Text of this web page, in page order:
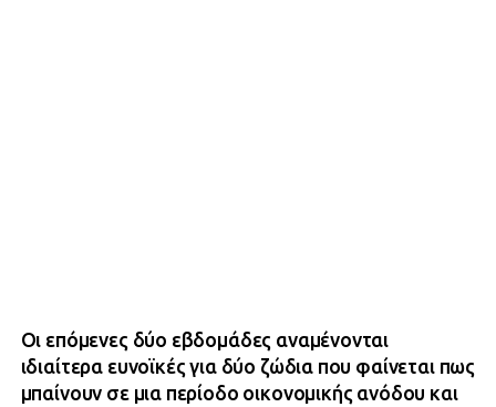
Οι επόμενες δύο εβδομάδες αναμένονται
ιδιαίτερα ευνοϊκές για δύο ζώδια που φαίνεται πως
μπαίνουν σε μια περίοδο οικονομικής ανόδου και